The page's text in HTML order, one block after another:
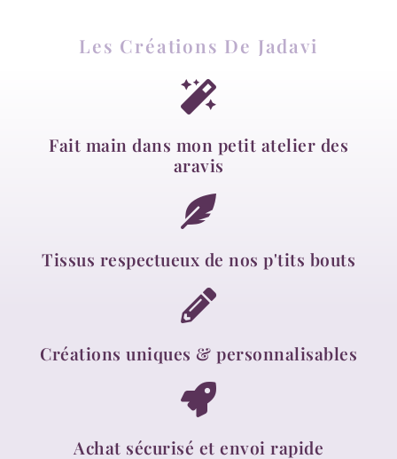
Les Créations De Jadavi
Fait main dans mon petit atelier des
aravis
Tissus respectueux de nos p'tits bouts
Créations uniques & personnalisables
Achat sécurisé et envoi rapide